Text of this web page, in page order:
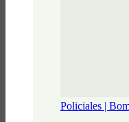
Policiales |